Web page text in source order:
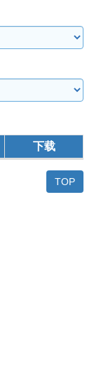
下载
TOP